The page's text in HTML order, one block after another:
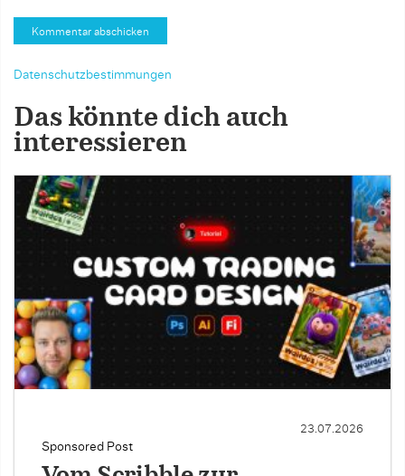
Datenschutzbestimmungen
Das könnte dich auch
interessieren
Sponsored Post
23.07.2026